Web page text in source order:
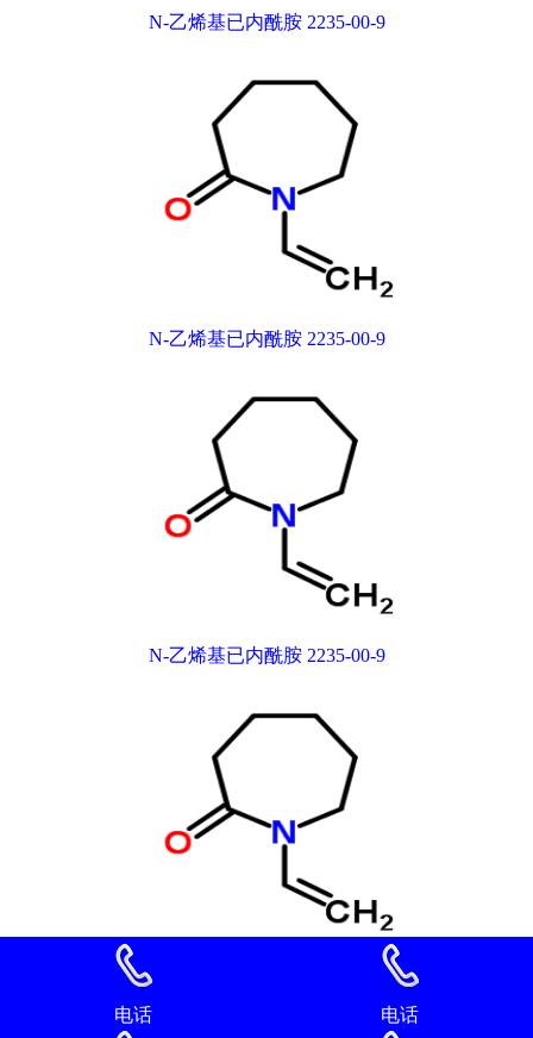
N-乙烯基已内酰胺 2235-00-9
N-乙烯基已内酰胺 2235-00-9
N-乙烯基已内酰胺 2235-00-9
N-乙烯基已内酰胺 2235-00-9
电话 电话